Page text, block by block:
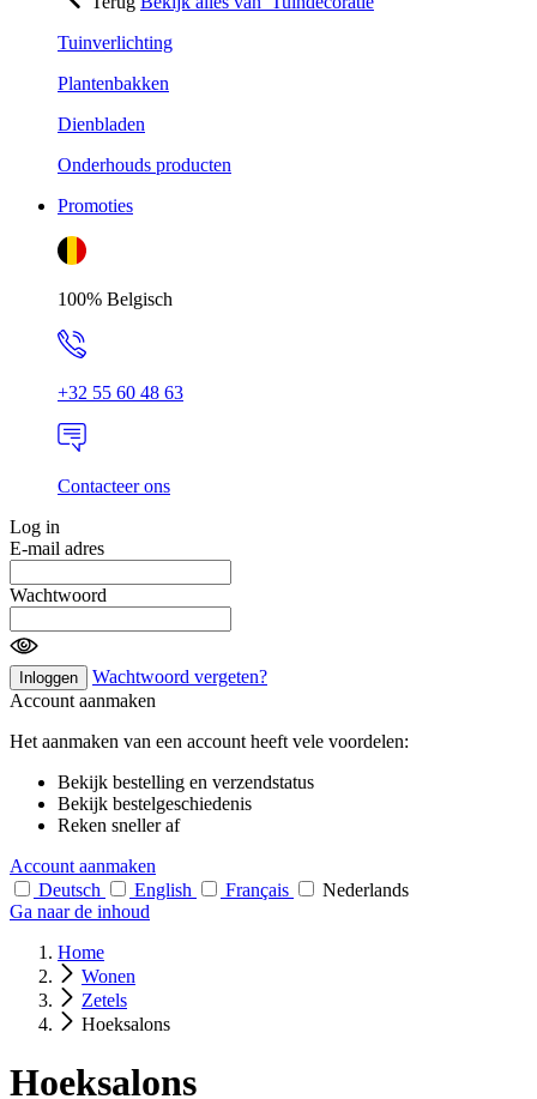
Tuinverlichting
Plantenbakken
Dienbladen
Onderhouds producten
Promoties
100% Belgisch
+32 55 60 48 63
Contacteer ons
Log in
E-mail adres
Wachtwoord
Inloggen
Wachtwoord vergeten?
Account aanmaken
Het aanmaken van een account heeft vele voordelen:
Bekijk bestelling en verzendstatus
Bekijk bestelgeschiedenis
Reken sneller af
Account aanmaken
Deutsch
English Français
Nederlands
Ga naar de inhoud
Home
Wonen
Zetels
Hoeksalons
Hoeksalons